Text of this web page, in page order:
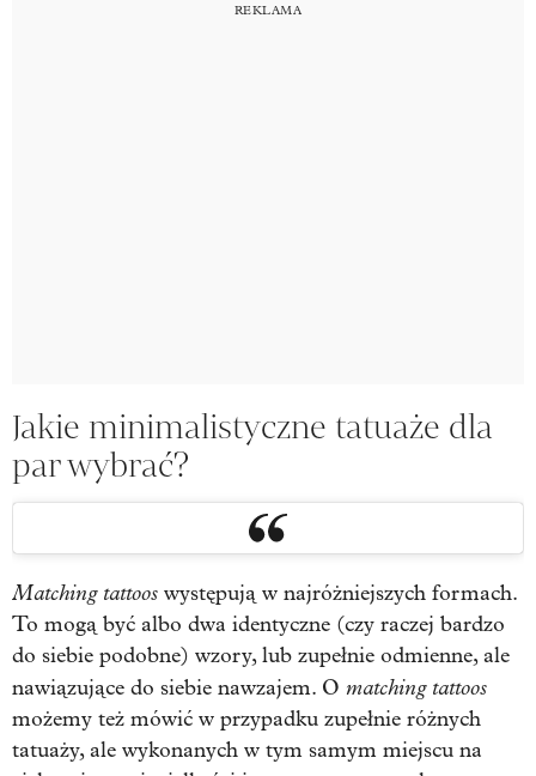
Jakie minimalistyczne tatuaże dla
par wybrać?
Matching tattoos występują w najróżniejszych formach.
To mogą być albo dwa identyczne (czy raczej bardzo
do siebie podobne) wzory, lub zupełnie odmienne, ale
nawiązujące do siebie nawzajem. O matching tattoos
możemy też mówić w przypadku zupełnie różnych
tatuaży, ale wykonanych w tym samym miejscu na